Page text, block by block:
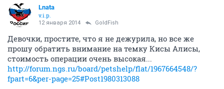
Lnata
v.i.p.
12 января 2014 GoldFish
Девочки, простите, что я не дежурила, но все же
прошу обратить внимание на темку Кисы Алисы,
стоимость операции очень высокая...
http://forum.ngs.ru/board/petshelp/flat/1967664548/?
fpart=6&per-page=25#Post1980313088